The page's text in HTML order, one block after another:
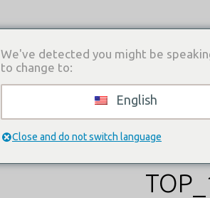
КАТАЛОГ ПЛАТЬЕВ
КАТАЛОГ
We've detected you might be
to change to:
English
Close and do not switch language